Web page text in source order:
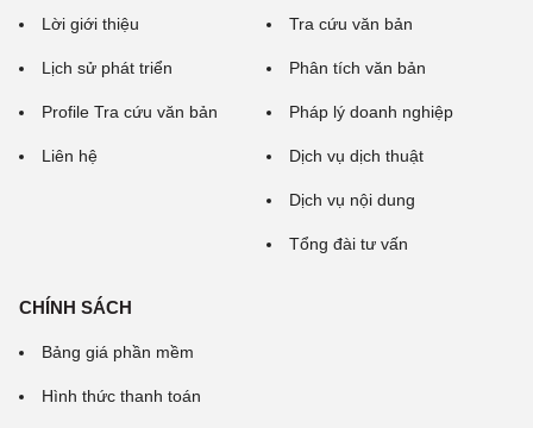
Lời giới thiệu
Lịch sử phát triển
Profile Tra cứu văn bản
Liên hệ
Tra cứu văn bản
Phân tích văn bản
Pháp lý doanh nghiệp
Dịch vụ dịch thuật
Dịch vụ nội dung
Tổng đài tư vấn
CHÍNH SÁCH
Bảng giá phần mềm
Hình thức thanh toán